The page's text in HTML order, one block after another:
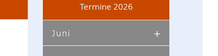
Termine 2026
Juni